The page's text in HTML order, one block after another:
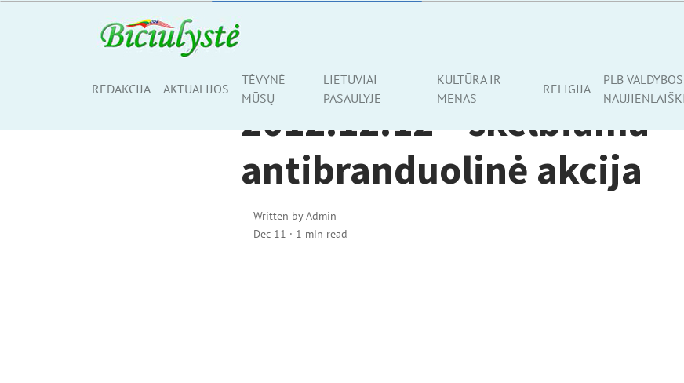
REDAKCIJA AKTUALIJOS
TĖVYNĖ
MŪSŲ
LIETUVIAI
PASAULYJE
KULTŪRA IR
MENAS
RELIGIJA
PLB
TĖVYNĖ MŪSŲ
2012.12.12 – skelbiama
antibranduolinė akcija
Written byAdmin
Dec 11 · 1 min read
Share